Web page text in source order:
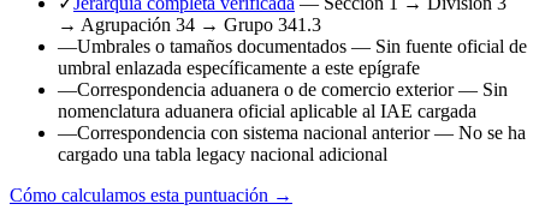
→ Agrupación 34 → Grupo 341.3
—Umbrales o tamaños documentados — Sin fuente oficial de
umbral enlazada específicamente a este epígrafe
—Correspondencia aduanera o de comercio exterior— Sin
nomenclatura aduanera oficial aplicable al IAE cargada
—Correspondencia con sistema nacional anterior— No se ha
cargado una tabla legacy nacional adicional
Cómo calculamos esta puntuación →